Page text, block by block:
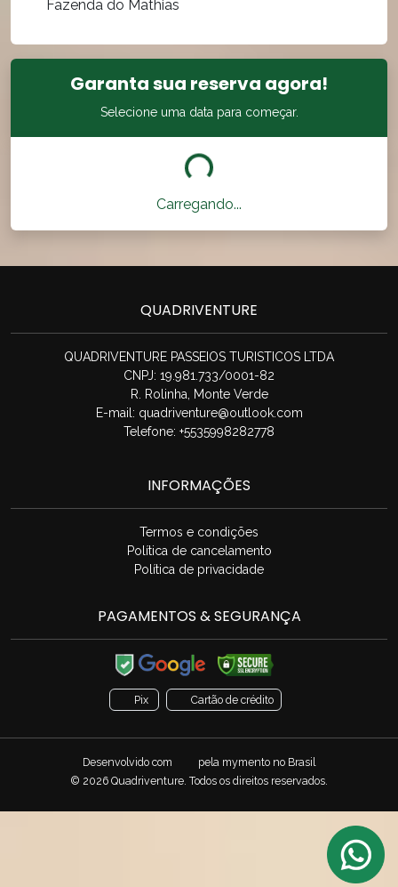
Fazenda do Mathias
Garanta sua reserva agora!
Selecione uma data para começar.
Carregando...
QUADRIVENTURE
QUADRIVENTURE PASSEIOS TURISTICOS LTDA
CNPJ: 19.981.733/0001-82
R. Rolinha, Monte Verde
E-mail: quadriventure@outlook.com
Telefone: +5535998282778
INFORMAÇÕES
Termos e condições
Política de cancelamento
Política de privacidade
PAGAMENTOS & SEGURANÇA
Pix Cartão de crédito
Desenvolvido com pela mymento no Brasil
© 2026 Quadriventure. Todos os direitos reservados.